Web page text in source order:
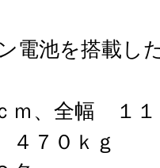
池を搭載した
、全幅 １１
７０ｋｇ